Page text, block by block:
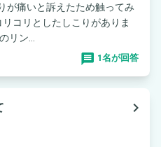
が痛いと訴えたため触ってみ
コリとしたしこりがありま
リン...
1名が回答
navigate_next